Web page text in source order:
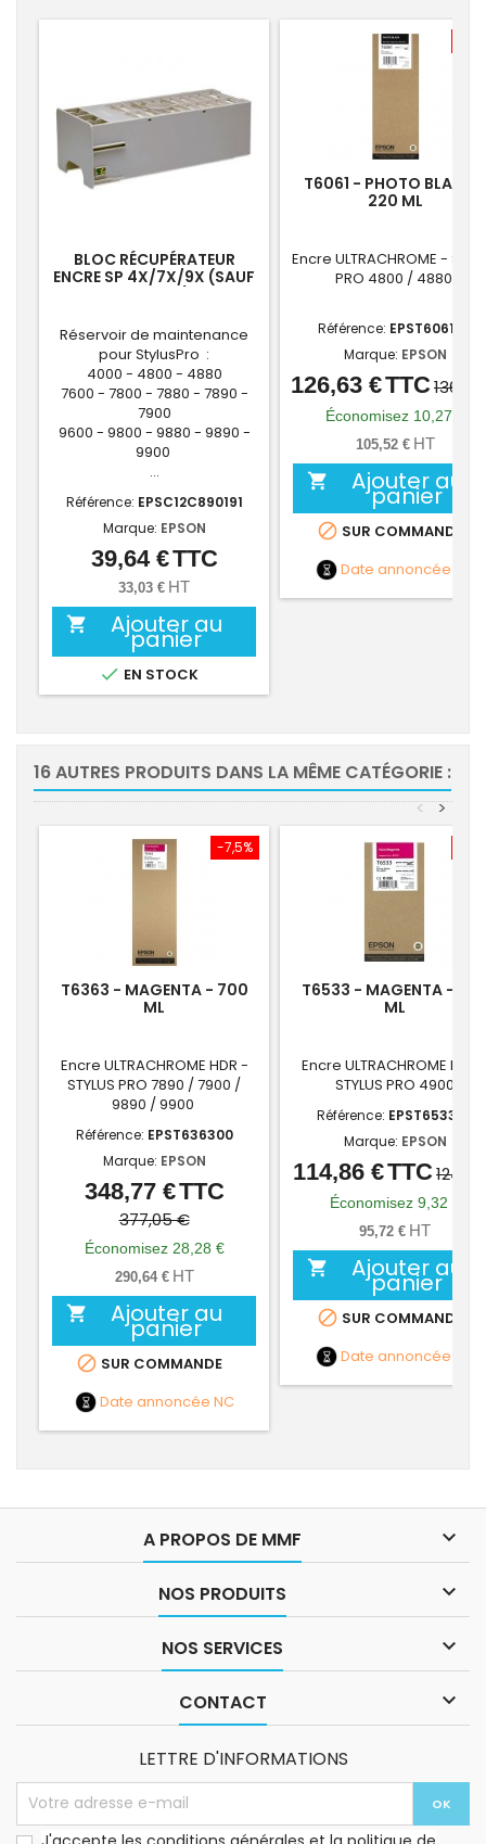
BLOC RÉCUPÉRATEUR
ENCRE SP 4X/7X/9X (SAUF
Réservoir de maintenance
pour StylusPro :
4000 - 4800 - 4880
7600 - 7800 - 7880 - 7890 -
7900
9600 - 9800 - 9880 - 9890 -
9900
...
Référence: EPSC12C890191
Marque: EPSON
Prix
39,64 €TTC
33,03 € HT
 Ajouter au
panier
 EN STOCK
T6061 - PHOTO BLACK -
220 ML
Encre ULTRACHROME -
PRO 4800 / 4880
Référence: EPST606100
Marque: EPSON
Prix
Prix
de
base
126,63 €TTC
Économisez 10,27 €
105,52 € HT
 Ajouter au
panier
 SUR COMMANDE
Date annoncée
16 AUTRES PRODUITS DANS LA MÊME CATÉGORIE :
>
<
-7,5%
T6363 - MAGENTA - 700
ML
Encre ULTRACHROME HDR -
STYLUS PRO 7890 / 7900 /
9890 / 9900
Référence: EPST636300
Marque: EPSON
Prix
Prix
de
base
348,77 €TTC
377,05 €
Économisez 28,28 €
290,64 € HT
 Ajouter au
panier
 SUR COMMANDE
Date annoncée NC
T6533 - MAGENTA -
ML
Encre ULTRACHROME HDR
STYLUS PRO 4900
Référence: EPST653300
Marque: EPSON
Prix
Prix
de
base
114,86 €TTC
Économisez 9,32 €
95,72 € HT
 Ajouter au
panier
 SUR COMMANDE
Date annoncée
A PROPOS DE MMF 
NOS PRODUITS 
NOS SERVICES 
CONTACT 
LETTRE D'INFORMATIONS